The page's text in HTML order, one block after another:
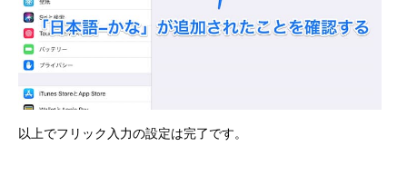
以上でフリック入力の設定は完了です。